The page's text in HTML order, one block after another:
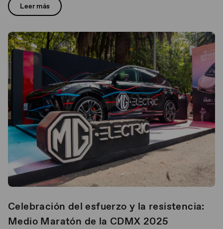
Leer más
Celebración del esfuerzo y la resistencia:
Medio Maratón de la CDMX 2025